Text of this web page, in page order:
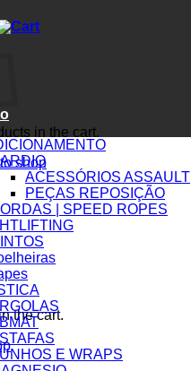
in the cart.
shop
the cart.
ACESSÓRIOS ASSAULT
PEÇAS REPOSIÇÃO
| SPEED ROPES
E WRAPS